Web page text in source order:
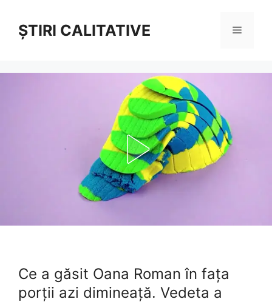
conținutȘTIRI CALITATIVE Meniu
Ce a găsit Oana Roman în fața
porții azi dimineață. Vedeta a